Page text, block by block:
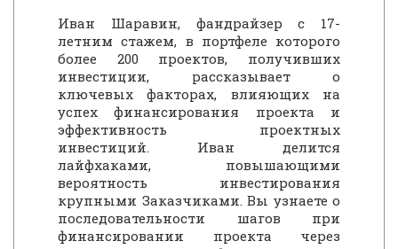
Иван Шаравин, фандрайзер с 17-
летним стажем, в портфеле которого
более 200 проектов, получивших
инвестиции, рассказывает о
ключевых факторах, влияющих на
успех финансирования проекта и
эффективность проектных
инвестиций. Иван делится
лайфхаками, повышающими
вероятность инвестирования
крупными Заказчиками. Вы узнаете о
последовательности шагов при
финансировании проекта через